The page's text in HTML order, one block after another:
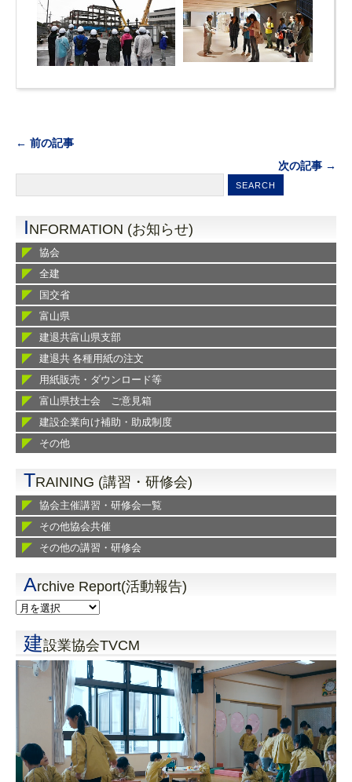
← 前の記事
次の記事 →
INFORMATION (お知らせ)
協会
全建
国交省
富山県
建退共富山県支部
建退共 各種用紙の注文
用紙販売・ダウンロード等
富山県技士会 ご意見箱
建設企業向け補助・助成制度
その他
TRAINING (講習・研修会)
協会主催講習・研修会一覧
その他協会共催
その他の講習・研修会
Archive Report(活動報告)
建設業協会TVCM